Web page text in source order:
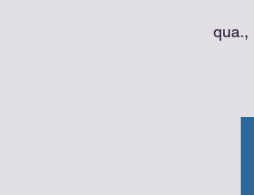
qua.,